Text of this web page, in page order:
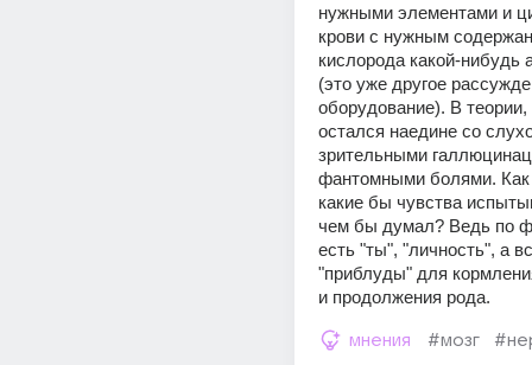
нужными элементами и
крови с нужным
кислорода какой-нибудь
(это уже другое
оборудование). В
остался наедине со
зрительными
фантомными болями. Как
какие бы чувства
чем бы думал? Ведь по
есть "ты", "личность", а
"приблуды" для
и продолжения рода.
мнения #мозг